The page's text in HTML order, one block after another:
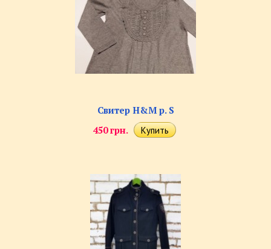
Свитер H&M р. S
450 грн.